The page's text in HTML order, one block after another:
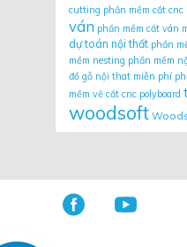
cutting phần mềm cắt cnc
ván phần mềm cắt ván
dự toán nội thất phần
mềm nesting phần mềm
đồ gỗ nội that miễn phí
mềm vẽ cắt cnc polyboard
woodsoft
 